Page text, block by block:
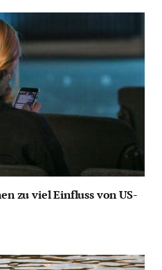
zu viel Einfluss von US-